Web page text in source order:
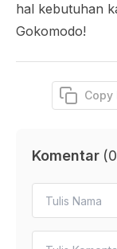
hal kebutuhan
Gokomodo!
Copy
Komentar (0